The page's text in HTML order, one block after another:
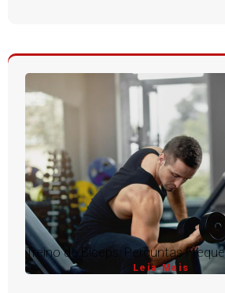
Treino de Bíceps: Perguntas
Leia Mais